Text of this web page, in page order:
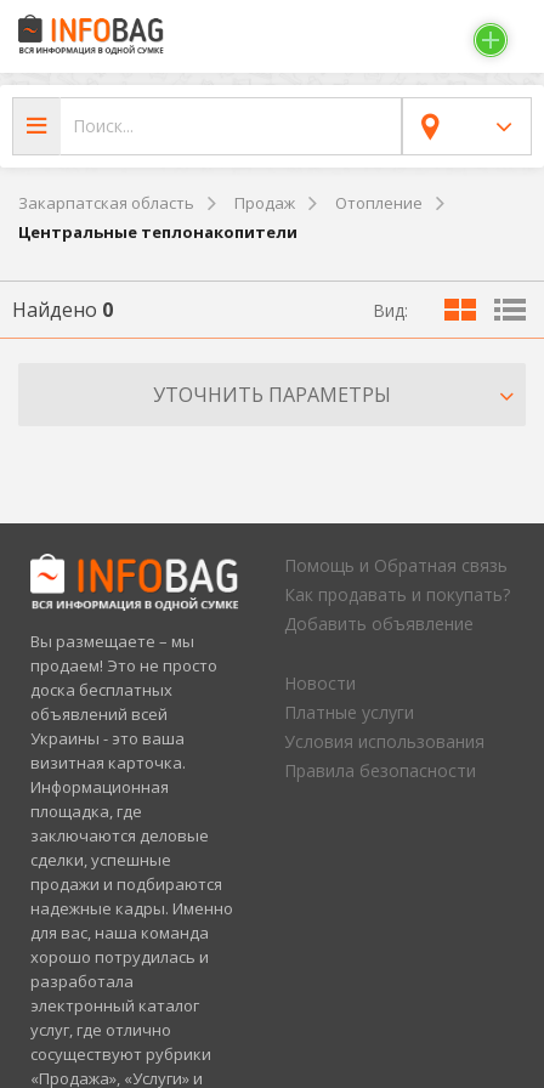
Закарпатская область Продаж
Отопление
Центральные теплонакопители
Найдено 0 Вид:
УТОЧНИТЬ ПАРАМЕТРЫ
Вы размещаете – мы
продаем! Это не просто
доска бесплатных
объявлений всей
Украины - это ваша
визитная карточка.
Информационная
площадка, где
заключаются деловые
сделки, успешные
продажи и подбираются
надежные кадры. Именно
для вас, наша команда
хорошо потрудилась и
разработала
электронный каталог
услуг, где отлично
сосуществуют рубрики
«Продажа», «Услуги» и
Помощь и Обратная связь
Как продавать и покупать?
Добавить объявление
Новости
Платные услуги
Условия использования
Правила безопасности